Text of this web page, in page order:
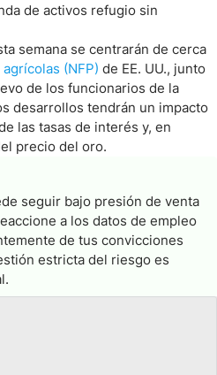
de activos refugio sin
semana se centrarán de cerca
(NFP) de EE. UU., junto
de los funcionarios de la
desarrollos tendrán un impacto
las tasas de interés y, en
precio del oro.
seguir bajo presión de venta
a los datos de empleo
de tus convicciones
estricta del riesgo es